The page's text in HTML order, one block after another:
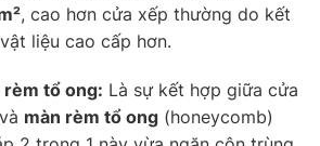
, cao hơn cửa xếp thường do kết
liệu cao cấp hơn.
tổ ong: Là sự kết hợp giữa cửa
màn rèm tổ ong (honeycomb)